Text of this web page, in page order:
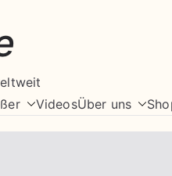
VideosÜber uns